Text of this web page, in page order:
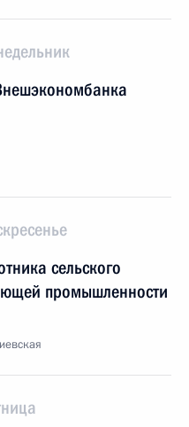
сельского
промышленности